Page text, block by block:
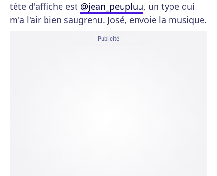
tête d'affiche est @jean_peupluu, un type qui
m'a l'air bien saugrenu. José, envoie la musique.
Publicité